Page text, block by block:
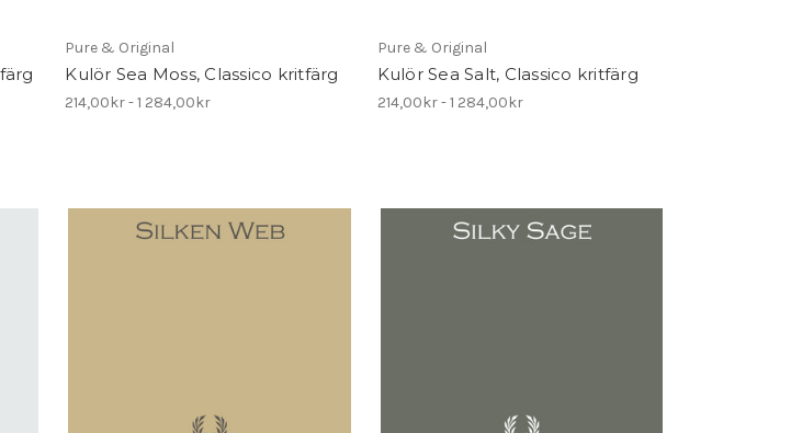
Pure & Original
Kulör Sea Moss, Classico kritfärg
214,00kr - 1 284,00kr
Pure & Original
Kulör Sea Salt, Classico kritfärg
214,00kr - 1 284,00kr